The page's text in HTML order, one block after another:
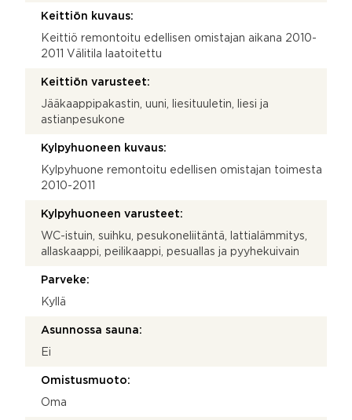
Keittiön kuvaus:
Keittiö remontoitu edellisen omistajan aikana 2010-
2011 Välitila laatoitettu
Keittiön varusteet:
Jääkaappipakastin, uuni, liesituuletin, liesi ja
astianpesukone
Kylpyhuoneen kuvaus:
Kylpyhuone remontoitu edellisen omistajan toimesta
2010-2011
Kylpyhuoneen varusteet:
WC-istuin, suihku, pesukoneliitäntä, lattialämmitys,
allaskaappi, peilikaappi, pesuallas ja pyyhekuivain
Parveke:
Kyllä
Asunnossa sauna:
Ei
Omistusmuoto:
Oma